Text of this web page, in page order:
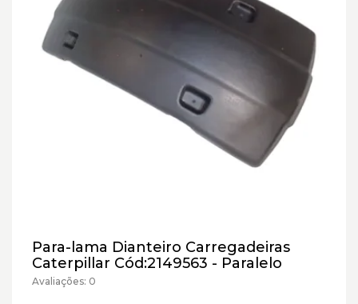
Para-lama Dianteiro Carregadeiras
Caterpillar Cód:2149563 - Paralelo
Avaliações: 0